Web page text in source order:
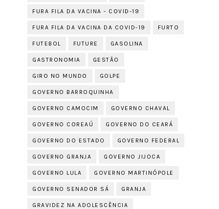
FURA FILA DA VACINA - COVID-19
FURA FILA DA VACINA DA COVID-19 FURTO
FUTEBOL FUTURE GASOLINA
GASTRONOMIA GESTÃO
GIRO NO MUNDO GOLPE
GOVERNO BARROQUINHA
GOVERNO CAMOCIM GOVERNO CHAVAL
GOVERNO COREAÚ GOVERNO DO CEARÁ
GOVERNO DO ESTADO GOVERNO FEDERAL
GOVERNO GRANJA GOVERNO JIJOCA
GOVERNO LULA GOVERNO MARTINÓPOLE
GOVERNO SENADOR SÁ GRANJA
GRAVIDEZ NA ADOLESCÊNCIA